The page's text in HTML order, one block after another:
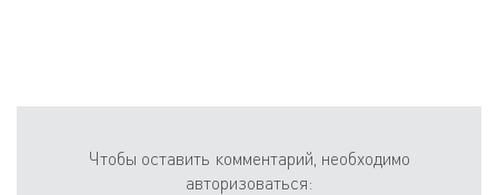
Чтобы оставить комментарий, необходимо
авторизоваться: